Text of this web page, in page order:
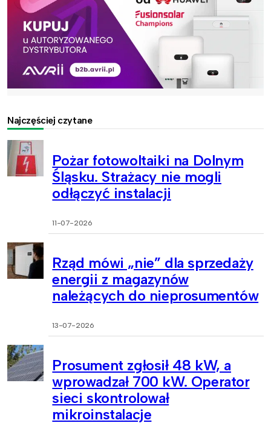
Najczęściej czytane
Pożar fotowoltaiki na Dolnym
Śląsku. Strażacy nie mogli
odłączyć instalacji
11-07-2026
Rząd mówi „nie” dla sprzedaży
energii z magazynów
należących do nieprosumentów
13-07-2026
Prosument zgłosił 48 kW, a
wprowadzał 700 kW. Operator
sieci skontrolował
mikroinstalacje